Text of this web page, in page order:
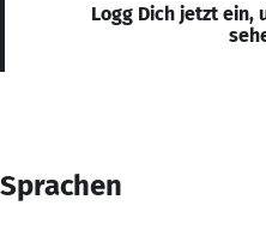
Logg Dich jetzt ein,
Sprachen